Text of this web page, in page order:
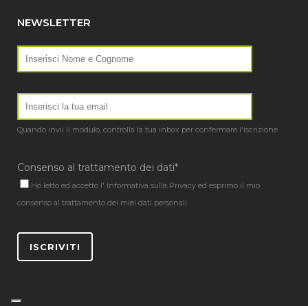
NEWSLETTER
Quando invii il modulo, controlla la tua inbox per confermare l'iscrizione
Consenso al trattamento dei dati*
Ho letto ed accetto l' Informativa sulla Privacy ed esprimo il mio
consenso al trattamento dei miei dati personali
ISCRIVITI